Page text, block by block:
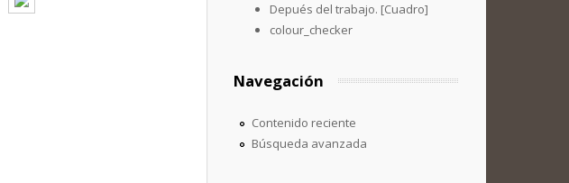
Depués del trabajo. [Cuadro]
colour_checker
Navegación
Contenido reciente
Búsqueda avanzada